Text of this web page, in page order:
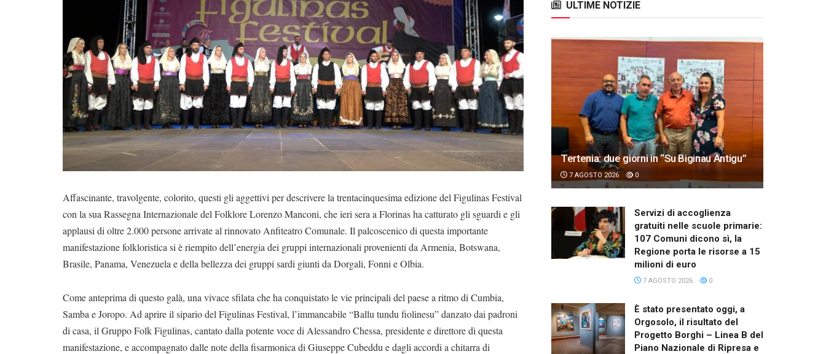
Affascinante, travolgente, colorito, questi gli aggettivi per descrivere la trentacinquesima edizione del Figulinas Festival
con la sua Rassegna Internazionale del Folklore Lorenzo Manconi, che ieri sera a Florinas ha catturato gli sguardi e gli
applausi di oltre 2.000 persone arrivate al rinnovato Anfiteatro Comunale. Il palcoscenico di questa importante
manifestazione folkloristica si è riempito dell’energia dei gruppi internazionali provenienti da Armenia, Botswana,
Brasile, Panama, Venezuela e della bellezza dei gruppi sardi giunti da Dorgali, Fonni e Olbia.
Come anteprima di questo galà, una vivace sfilata che ha conquistato le vie principali del paese a ritmo di Cumbia,
Samba e Joropo. Ad aprire il sipario del Figulinas Festival, l’immancabile “Ballu tundu fiolinesu” danzato dai padroni
di casa, il Gruppo Folk Figulinas, cantato dalla potente voce di Alessandro Chessa, presidente e direttore di questa
manifestazione, e accompagnato dalle note della fisarmonica di Giuseppe Cubeddu e dagli accordi a chitarra di
ULTIME NOTIZIE
Tertenia: due giorni in “Su Biginau Antigu”
7 AGOSTO 2026 0
Servizi di accoglienza
gratuiti nelle scuole primarie:
107 Comuni dicono sì, la
Regione porta le risorse a 15
milioni di euro
7 AGOSTO 2026 0
È stato presentato oggi, a
Orgosolo, il risultato del
Progetto Borghi – Linea B del
Piano Nazionale di Ripresa e